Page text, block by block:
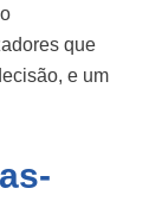
que
e um